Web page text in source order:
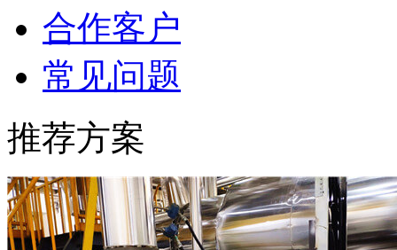
合作客户
常见问题
推荐方案